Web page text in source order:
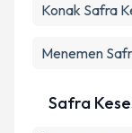
Konak Safra
Menemen
Safra